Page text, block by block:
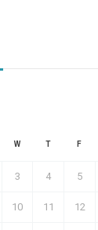
W T F
3 4 5
10 11 12